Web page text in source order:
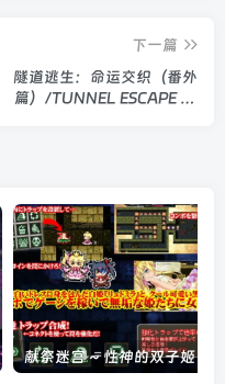
下一篇
隧道逃生：命运交织（番外
篇）/TUNNEL ESCAPE FE